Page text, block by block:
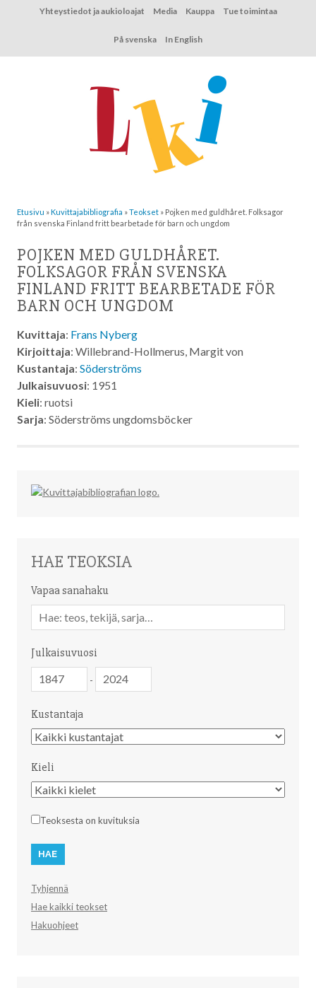
Yhteystiedot ja aukioloajat Media Kauppa Tue toimintaa
På svenska In English
Etusivu »Kuvittaja­bibliografia »Teokset » Pojken med guldhåret. Folksagor
från svenska Finland fritt bearbetade för barn och ungdom
POJKEN MED GULDHÅRET.
FOLKSAGOR FRÅN SVENSKA
FINLAND FRITT BEARBETADE FÖR
BARN OCH UNGDOM
Kuvittaja: Frans Nyberg
Kirjoittaja: Willebrand-Hollmerus, Margit von
Kustantaja: Söderströms
Julkaisuvuosi: 1951
Kieli: ruotsi
Sarja: Söderströms ungdomsböcker
HAE TEOKSIA
Vapaa sanahaku
sanahaku
Julkaisuvuosi
-
Kustantaja
Kustantaja
Kieli
Kieli
Teoksesta on kuvituksia
Tyhjennä
Hae kaikki teokset
Hakuohjeet